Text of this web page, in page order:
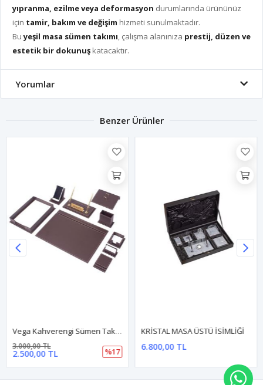
yıpranma, ezilme veya deformasyon durumlarında ürününüz
için tamir, bakım ve değişim hizmeti sunulmaktadır.
Buyeşil masa sümen takımı , çalışma alanınıza prestij, düzen ve
estetik bir dokunuş katacaktır.
Yorumlar
Benzer Ürünler
Vega Kahverengi Sümen Takımı – 13 Parça Tekli Evrak Raflı | Lüks Deri Masa Sümen Takımı
2.500,00 TL
3.000,00 TL
%17
KRİSTAL MASA ÜSTÜ İSİMLİĞİ
6.800,00 TL